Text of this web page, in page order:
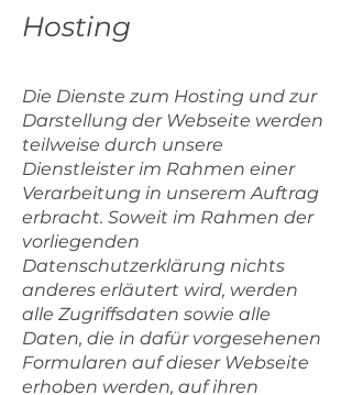
Hosting
Die Dienste zum Hosting und zur
Darstellung der Webseite werden
teilweise durch unsere
Dienstleister im Rahmen einer
Verarbeitung in unserem Auftrag
erbracht. Soweit im Rahmen der
vorliegenden
Datenschutzerklärung nichts
anderes erläutert wird, werden
alle Zugriffsdaten sowie alle
Daten, die in dafür vorgesehenen
Formularen auf dieser Webseite
erhoben werden, auf ihren